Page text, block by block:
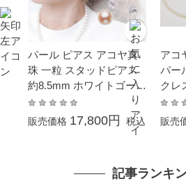
パール ピアス アコヤ真
珠 一粒 スタッドピアス
約8.5mm ホワイトゴール
ド K14WG 結婚式 冠婚葬
祭 成人式 卒業 入園 入学
式 母の日 プレゼント 本
ルギー対応
販売価格 17,800円 税込
アコ
パー
クレ
バー
フト
販売
記事ランキ